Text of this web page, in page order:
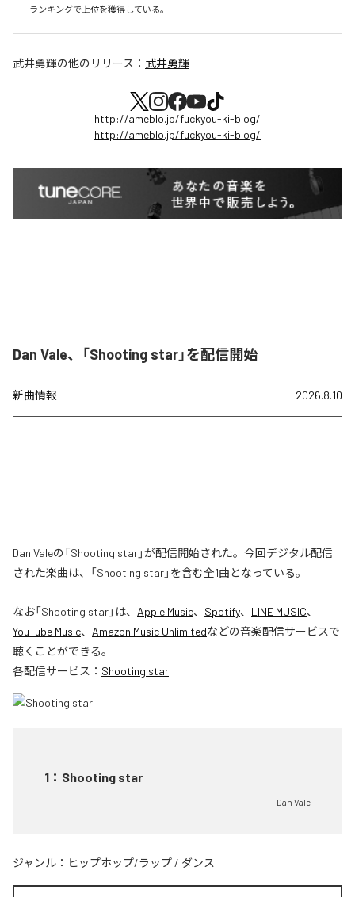
ランキングで上位を獲得している。
武井勇輝の他のリリース： 武井勇輝
http://ameblo.jp/fuckyou-ki-blog/
http://ameblo.jp/fuckyou-ki-blog/
Dan Vale、「Shooting star」を配信開始
新曲情報 2026.8.10
Dan Valeの「Shooting star」が配信開始された。今回デジタル配信
された楽曲は、「Shooting star」を含む全1曲となっている。
なお「Shooting star」は、 Apple Music、 Spotify、 LINE MUSIC、
YouTube Music、 Amazon Music Unlimitedなどの音楽配信サービスで
聴くことができる。
各配信サービス： Shooting star
1 ： Shooting star
Dan Vale
ジャンル： ヒップホップ/ラップ / ダンス